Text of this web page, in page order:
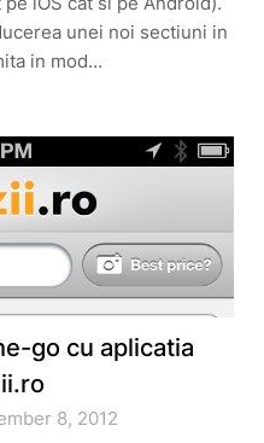
unei noi sectiuni in
in mod…
go cu aplicatia
8, 2012